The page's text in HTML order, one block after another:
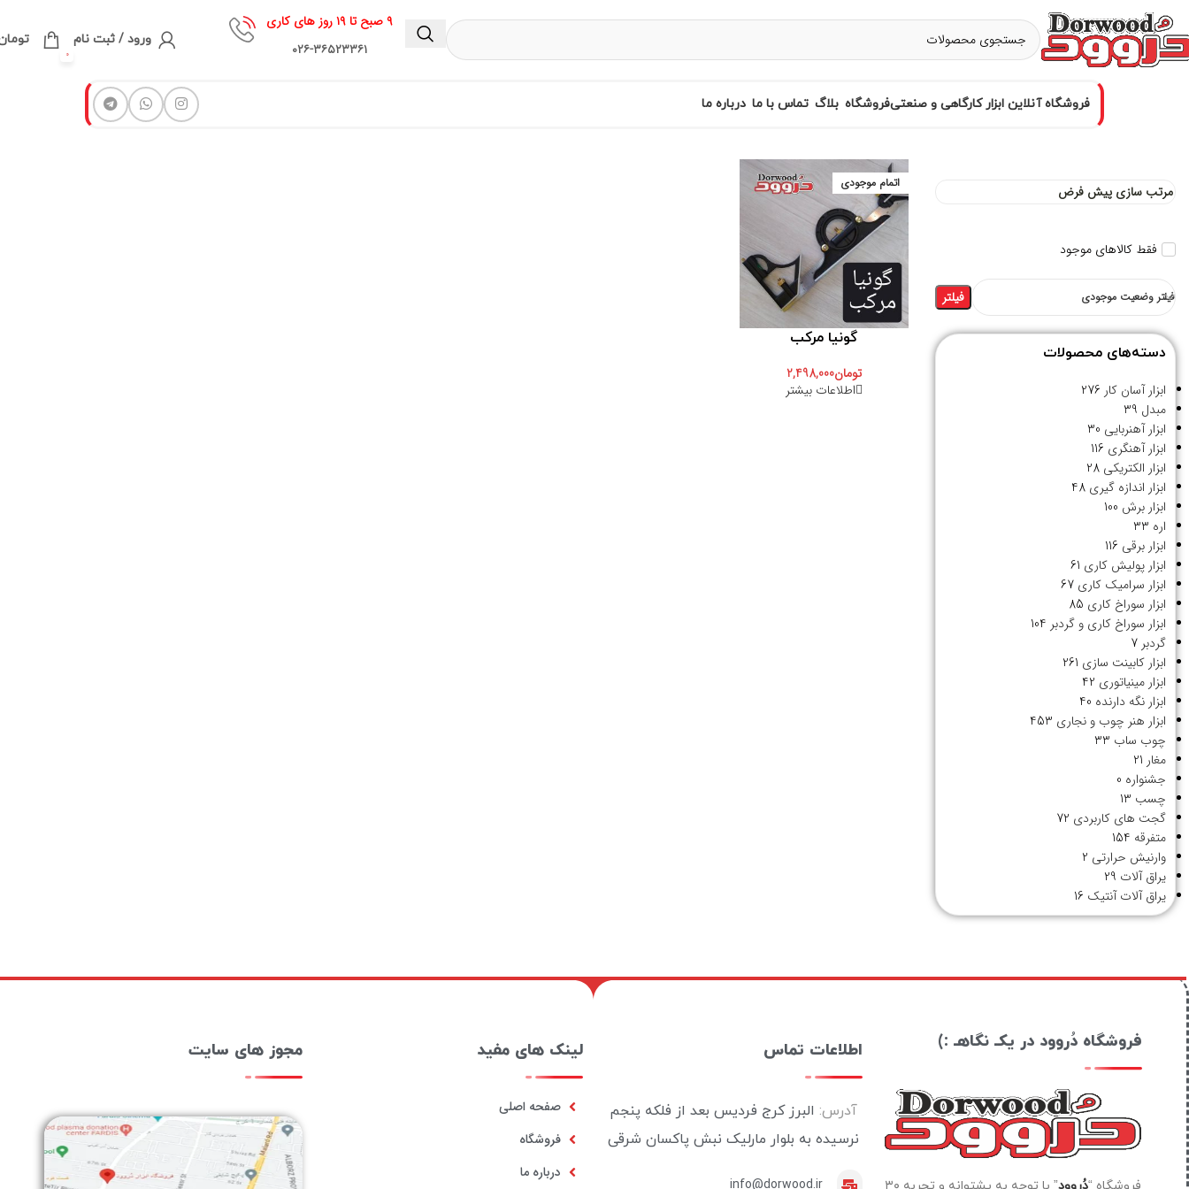
۹ صبح تا ۱۹ روز های کاری
۰۲۶-۳۶۵۲۳۳۶۱
ورود / ثبت نام
0
فروشگاه آنلاین ابزار کارگاهی و صنعتیفروشگاه بلاگ تماس با ما درباره ما
فقط کالاهای موجود
فیلتر وضعیت موجودی فیلتر
دسته‌های محصولات
ابزار آسان کار 276
مبدل 39
ابزار آهنربایی 30
ابزار آهنگری 116
ابزار الکتریکی 28
ابزار اندازه گیری 48
ابزار برش 100
اره 33
ابزار برقی 116
ابزار پولیش کاری 61
ابزار سرامیک کاری 67
ابزار سوراخ کاری 85
ابزار سوراخ کاری و گردبر 104
گردبر 7
ابزار کابینت سازی 261
ابزار مینیاتوری 42
ابزار نگه دارنده 40
ابزار هنر چوب و نجاری 453
چوب ساب 33
مغار 21
جشنواره 0
چسب 13
گجت های کاربردی 72
متفرقه 154
وارنیش حرارتی 2
یراق آلات 29
یراق آلات آنتیک 16
اتمام موجودی
گونیا مرکب
تومان2,498,000
اطلاعات بیشتر
فروشگاه دُروود در یکـ نگاهـ :) اطلاعات تماس
آدرس: البرز کرج فردیس بعد از فلکه پنجم
نرسیده به بلوار مارلیک نبش پاکسان شرقی
info@dorwood.ir
لینک های مفید
صفحه اصلی
فروشگاه
درباره ما
مجوز های سایت